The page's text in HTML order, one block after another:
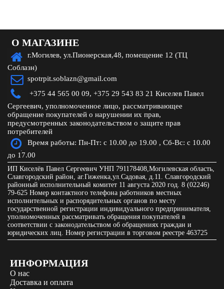
О МАГАЗИНЕ
г.Могилев, ул.Пионерская,48, помещение 12 (ТЦ
Соблазн)
spotrpit.soblazn@gmail.com
+375 44 565 00 09, +375 29 543 83 21 Киселев Павел
Сергеевич, уполномоченное лицо, рассматривающее
обращение покупателей о нарушении их прав,
предусмотренных законодательством о защите прав
потребителей
Время работы: Пн-Пт: с 10.00 до 19.00 , Сб-Вс: с 10.00
до 17.00
ИП Киселёв Павел Сергеевич УНП 791178408,Могилевская область,
Славгородский район, аг.Гиженка,ул.Садовая, д.11. Славгородский
районный исполнительный комитет 11 августа 2020 год. 8 (02246)
79-625 Номер контактного телефона работников местных
исполнительных и распорядительных органов по месту
государственной регистрации индивидуального предпринимателя,
уполномоченных рассматривать обращения покупателей в
соответствии с законодательством об обращениях граждан и
юридических лиц. Номер регистрации в торговом реестре 463725
ИНФОРМАЦИЯ
О нас
Доставка и оплата